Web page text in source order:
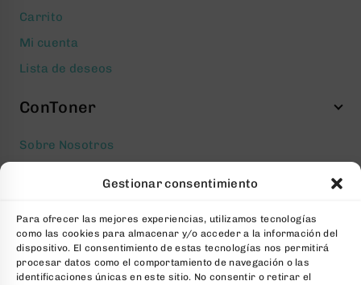
Gestionar consentimiento
Para ofrecer las mejores experiencias, utilizamos tecnologías
como las cookies para almacenar y/o acceder a la información del
dispositivo. El consentimiento de estas tecnologías nos permitirá
procesar datos como el comportamiento de navegación o las
identificaciones únicas en este sitio. No consentir o retirar el
Carrito
Mi cuenta
Lista de deseos
ConToner
Sobre Nosotros
Política de cookies
Condiciones generales Contratación
Contacto